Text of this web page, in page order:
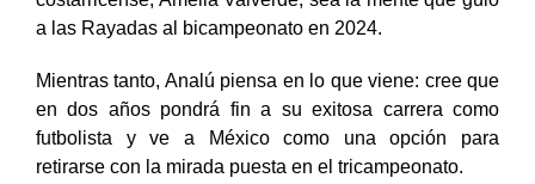
Liga MX Femenil, con 10, y que la entrenadora
costarricense, Amelia Valverde, sea la mente que guió
a las Rayadas al bicampeonato en 2024.
Mientras tanto, Analú piensa en lo que viene: cree que
en dos años pondrá fin a su exitosa carrera como
futbolista y ve a México como una opción para